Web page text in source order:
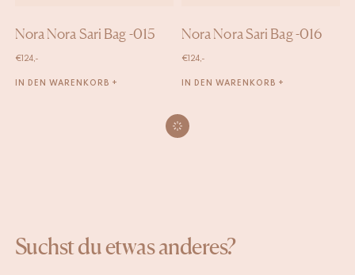
Nora Nora Sari Bag -015
€ 124,-
IN DEN WARENKORB +
Nora Nora Sari Bag -016
€ 124,-
IN DEN WARENKORB +
Suchst du etwas anderes?